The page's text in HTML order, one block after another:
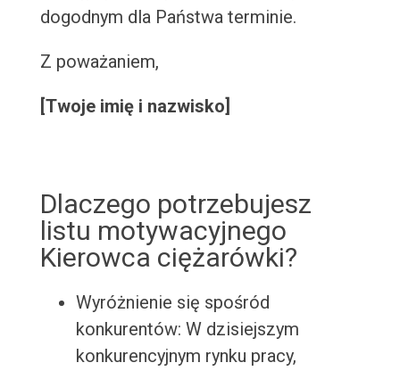
dogodnym dla Państwa terminie.
Z poważaniem,
[Twoje imię i nazwisko]
Dlaczego potrzebujesz
listu motywacyjnego
Kierowca ciężarówki?
Wyróżnienie się spośród
konkurentów: W dzisiejszym
konkurencyjnym rynku pracy,